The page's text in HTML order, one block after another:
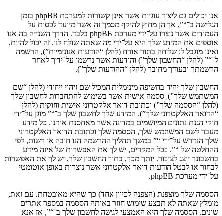
אנו יכולים גם ליצור עוגיות אשר אינן קשורות למערכת phpBB בזמן
הגלישה ב־“”, אך הן מחוץ להיקף מסמך זה אשר מיועד לכסות על
העמודים אשר נוצרו על־ידי מערכת phpBB בלבד. הדרך השנייה בה אנו
אוספים את המידע שלך היא על־ידי מה שאתה שולח לנו. זה יכול להיות,
ואינו מוגבל ל: שליחה בתור אורח (להלן “הודעות אנונימיות”), הרשמה
ל־“” (להלן “החשבון שלך”) והודעות אשר נרשמו על־ידיך לאחר
הרשמתך ובעודך מחובר (להלן “ההודעות שלך”).
החשבון שלך יהיה בחשיפה מינימלית המכיל שם זיהוי ייחודי (להלן “שם
המשתמש שלך”), ססמה אישית אשר בשימוש להתחברות לחשבון שלך
(להלן “הססמה שלך”) וכתובת דואר אלקטרוני אישית וחוקית (להלן
“הדואר האלקטרוני שלך”). המידע שלך לחשבון שלך ב־“” מוגן על־ידי
חוקי הגנת נתונים המיושמים במדינה אשר מאחסנת אותנו. כל מידע
מעבר לשם המשתמש שלך, הססמה שלך וכתובת הדואר האלקטרוני
שלך הנדרש על־ידי “” במשך תהליך ההרשמה הנו חובה או רשות, לפי
ההחלטה של “”. בכל המקרים, יש לך את האפשרות של איזה מידע
בחשבונך יוצג לציבור. יותך מכך, בתוך החשבון שלך, יש לך את האפשרות
לבחור או לבטל הודעות דואר אלקטרוני אשר נוצרות באופן אוטומטי
על־ידי מערכת phpBB.
הססמה שלך מוצפנת (הצפנה לכיוון אחד) כך שהיא מאובטחת. עם זאת,
מומלץ שאתה לא תבצע שימוש חוזר באותה הססמה במספר אתרים
שונים. הססמה שלך היא האמצעי לגישה לחשבון שלך ב־“”, אז אנא